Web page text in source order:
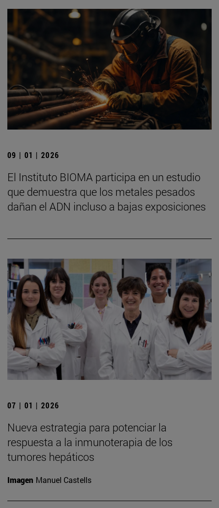
09 | 01 | 2026
El Instituto BIOMA participa en un estudio
que demuestra que los metales pesados
dañan el ADN incluso a bajas exposiciones
07 | 01 | 2026
Nueva estrategia para potenciar la
respuesta a la inmunoterapia de los
tumores hepáticos
Imagen Manuel Castells